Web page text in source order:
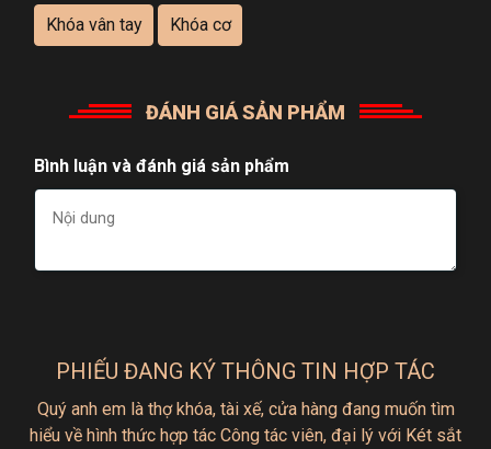
2.4. Tiện Lợi Và Dễ Sử Dụng
tiên.
Thay pin nhanh chóng mà không cần tháo rời
các bộ phận của két.
Khóa vân tay Khóa cơ
ĐÁNH GIÁ SẢN PHẨM
Bình luận và đánh giá sản phẩm
PHIẾU ĐANG KÝ THÔNG TIN HỢP TÁC
Quý anh em là thợ khóa, tài xế, cửa hàng đang muốn tìm
hiểu về hình thức hợp tác Công tác viên, đại lý với Két sắt